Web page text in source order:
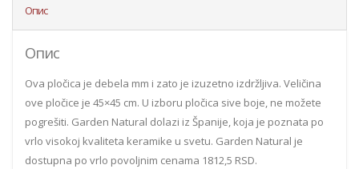
Опис
Опис
Ova pločica je debela mm i zato je izuzetno izdržljiva. Veličina
ove pločice je 45×45 cm. U izboru pločica sive boje, ne možete
pogrešiti. Garden Natural dolazi iz Španije, koja je poznata po
vrlo visokoj kvaliteta keramike u svetu. Garden Natural je
dostupna po vrlo povoljnim cenama 1812,5 RSD.